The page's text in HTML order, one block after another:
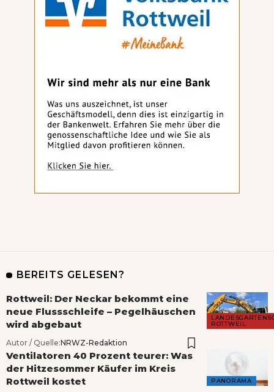
BEREITS GELESEN?
ROTTWEIL
Rottweil: Der Neckar bekommt eine
neue Flussschleife – Pegelhäuschen
wird abgebaut
Autor / Quelle:NRWZ-Redaktion
PANORAMA
Ventilatoren 40 Prozent teurer: Was
der Hitzesommer Käufer im Kreis
Rottweil kostet